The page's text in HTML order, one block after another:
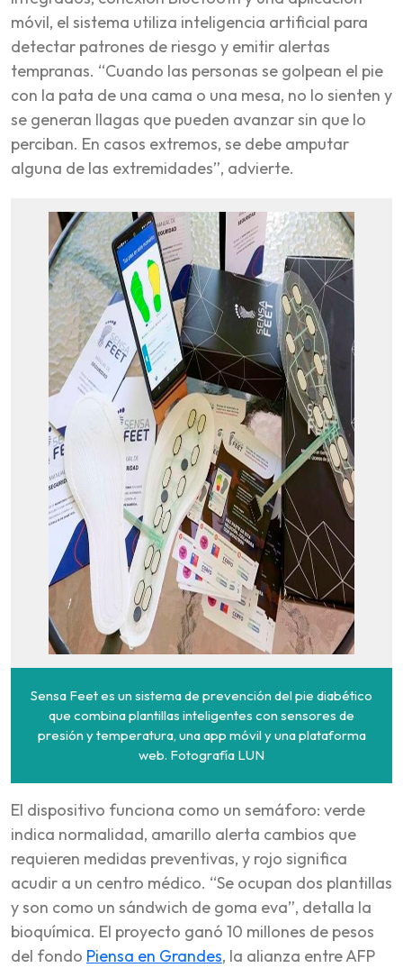
móvil, el sistema utiliza inteligencia artificial para
detectar patrones de riesgo y emitir alertas
tempranas. “Cuando las personas se golpean el pie
con la pata de una cama o una mesa, no lo sienten y
se generan llagas que pueden avanzar sin que lo
perciban. En casos extremos, se debe amputar
alguna de las extremidades”, advierte.
Sensa Feet es un sistema de prevención del pie diabético
que combina plantillas inteligentes con sensores de
presión y temperatura, una app móvil y una plataforma
web. Fotografía LUN
El dispositivo funciona como un semáforo: verde
indica normalidad, amarillo alerta cambios que
requieren medidas preventivas, y rojo significa
acudir a un centro médico. “Se ocupan dos plantillas
y son como un sándwich de goma eva”, detalla la
bioquímica. El proyecto ganó 10 millones de pesos
del fondo Piensa en Grandes, la alianza entre AFP